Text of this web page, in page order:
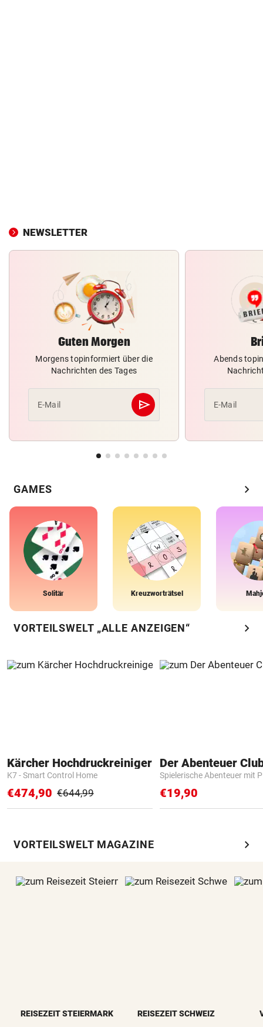
NEWSLETTER
Guten Morgen
Morgens topinformiert über die
Nachrichten des Tages
E-Mail send
Abschicken
Abends
E-Mail
GAMES chevron_right
Solitär Kreuzworträtsel
VORTEILSWELT „ALLE ANZEIGEN“ chevron_right
Kärcher Hochdruckreiniger
K7 - Smart Control Home
€474,90 €644,99
Der Abenteuer
Spielerische Abenteuer mit
€19,90
VORTEILSWELT MAGAZINE chevron_right
REISEZEIT STEIERMARK REISEZEIT SCHWEIZ